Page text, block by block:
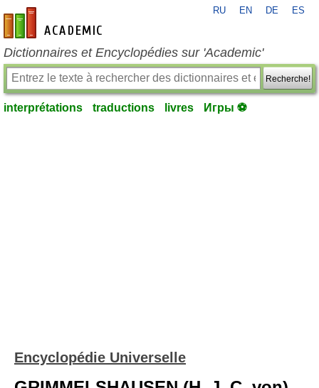
fr-academic.com
RU EN DE ES
Dictionnaires et Encyclopédies sur 'Academic'
Recherche!
interprétations traductions livres Игры ⚽
Encyclopédie Universelle